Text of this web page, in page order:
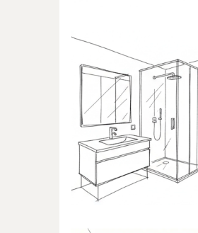
ŁAZIENKA
Produkty dedykowane do
łazienki